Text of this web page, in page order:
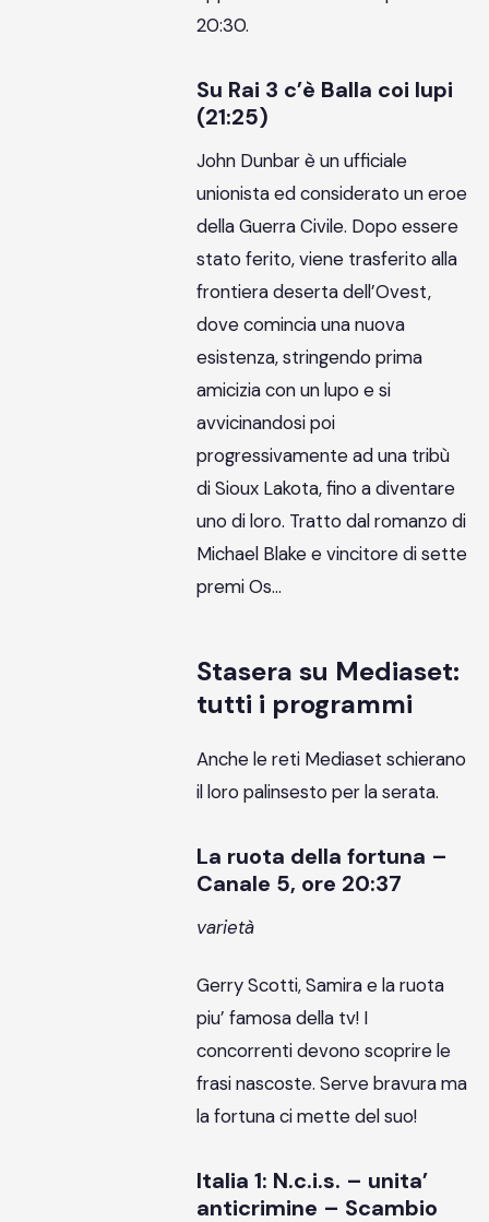
20:30.
Su Rai 3 c’è Balla coi lupi
(21:25)
John Dunbar è un ufficiale
unionista ed considerato un eroe
della Guerra Civile. Dopo essere
stato ferito, viene trasferito alla
frontiera deserta dell’Ovest,
dove comincia una nuova
esistenza, stringendo prima
amicizia con un lupo e si
avvicinandosi poi
progressivamente ad una tribù
di Sioux Lakota, fino a diventare
uno di loro. Tratto dal romanzo di
Michael Blake e vincitore di sette
premi Os…
Stasera su Mediaset:
tutti i programmi
Anche le reti Mediaset schierano
il loro palinsesto per la serata.
La ruota della fortuna –
Canale 5, ore 20:37
varietà
Gerry Scotti, Samira e la ruota
piu’ famosa della tv! I
concorrenti devono scoprire le
frasi nascoste. Serve bravura ma
la fortuna ci mette del suo!
Italia 1: N.c.i.s. – unita’
anticrimine – Scambio